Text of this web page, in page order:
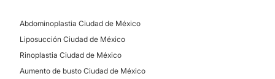
Abdominoplastia Ciudad de México
Liposucción Ciudad de México
Rinoplastia Ciudad de México
Aumento de busto Ciudad de México